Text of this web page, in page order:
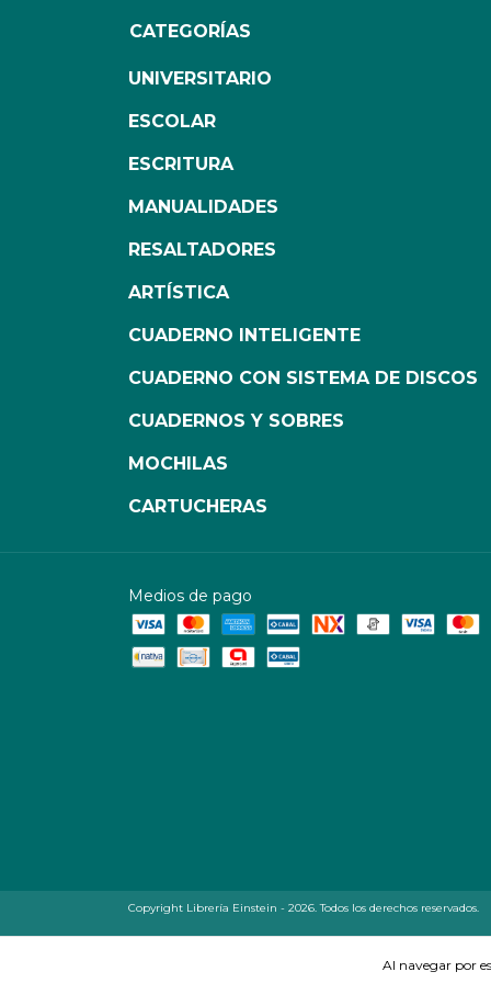
Al navegar por
CATEGORÍAS
UNIVERSITARIO
ESCOLAR
ESCRITURA
MANUALIDADES
RESALTADORES
ARTÍSTICA
CUADERNO INTELIGENTE
CUADERNO CON SISTEMA DE DISCOS
CUADERNOS Y SOBRES
MOCHILAS
CARTUCHERAS
Medios de pago
Copyright Librería Einstein - 2026. Todos los derechos reservados.